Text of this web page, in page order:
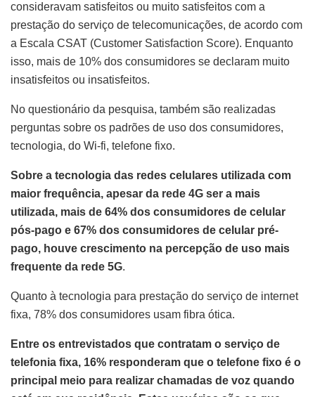
consideravam satisfeitos ou muito satisfeitos com a
prestação do serviço de telecomunicações, de acordo com
a Escala CSAT (Customer Satisfaction Score). Enquanto
isso, mais de 10% dos consumidores se declaram muito
insatisfeitos ou insatisfeitos.
No questionário da pesquisa, também são realizadas
perguntas sobre os padrões de uso dos consumidores,
tecnologia, do Wi-fi, telefone fixo.
Sobre a tecnologia das redes celulares utilizada com
maior frequência, apesar da rede 4G ser a mais
utilizada, mais de 64% dos consumidores de celular
pós-pago e 67% dos consumidores de celular pré-
pago, houve crescimento na percepção de uso mais
frequente da rede 5G.
Quanto à tecnologia para prestação do serviço de internet
fixa, 78% dos consumidores usam fibra ótica.
Entre os entrevistados que contratam o serviço de
telefonia fixa, 16% responderam que o telefone fixo é o
principal meio para realizar chamadas de voz quando